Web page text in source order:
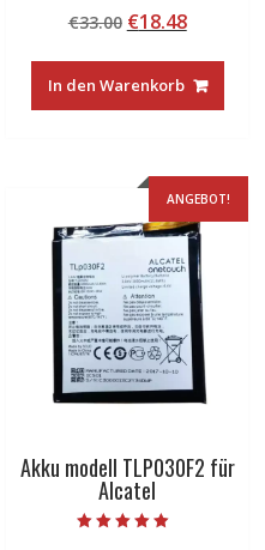
5.00
von 5
€33.00 Ursprünglicher
war:
€33.00
€18.48
ist:
€18.48.
In den Warenkorb
ANGEBOT!
Akku modell TLP030F2 für
Alcatel